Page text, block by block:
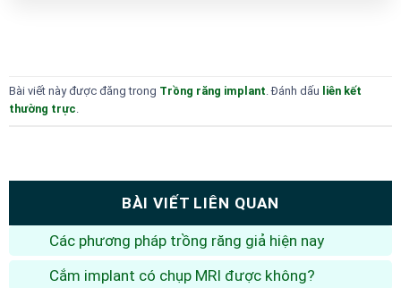
Bài viết này được đăng trong Trồng răng implant. Đánh dấu liên kết
thường trực.
BÀI VIẾT LIÊN QUAN
Các phương pháp trồng răng giả hiện nay
Cắm implant có chụp MRI được không?